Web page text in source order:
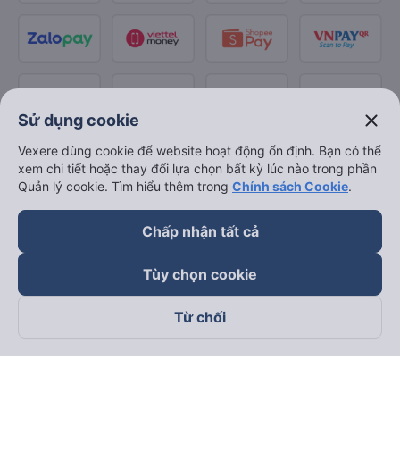
Theo dõi chúng tôi trên
Sử dụng cookie close
Vexere dùng cookie để website hoạt động ổn định. Bạn có thể
xem chi tiết hoặc thay đổi lựa chọn bất kỳ lúc nào trong phần
Quản lý cookie. Tìm hiểu thêm trong Chính sách Cookie.
Chấp nhận tất cả
Tùy chọn cookie
Từ chối